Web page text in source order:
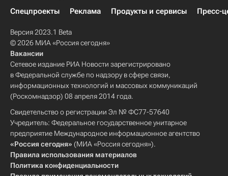
Спецпроекты
Реклама Продукты и сервисы Пресс-
Версия 2023.1 Beta
© 2026 МИА «Россия сегодня»
Вакансии
Сетевое издание РИА Новости зарегистрировано
в Федеральной службе по надзору в сфере связи,
информационных технологий и массовых коммуникаций
(Роскомнадзор) 08 апреля 2014 года.
Свидетельство о регистрации Эл № ФС77-57640
Учредитель: Федеральное государственное унитарное
предприятие Международное информационное агентство
«Россия сегодня» (МИА «Россия сегодня»).
Правила использования материалов
Политика конфиденциальности